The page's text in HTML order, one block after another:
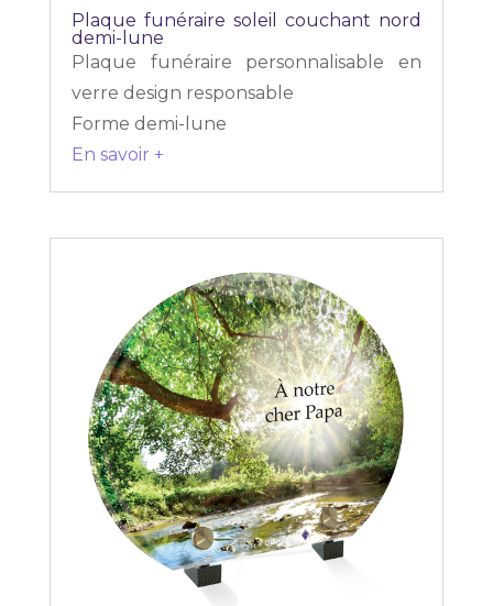
Plaque funéraire soleil couchant nord
demi-lune
Plaque funéraire personnalisable en
verre design responsable
Forme demi-lune
En savoir +